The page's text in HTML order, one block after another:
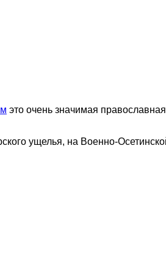
это очень значимая
ущелья, на Военно-